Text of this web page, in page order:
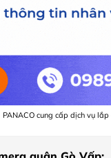
PANACO cung cấp dịch vụ